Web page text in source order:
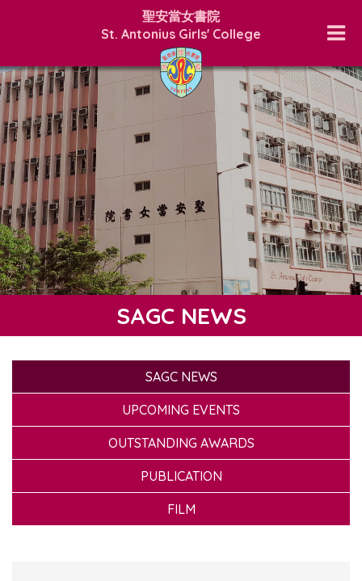
聖安當女書院
St. Antonius Girls' College
SAGC NEWS
SAGC NEWS
UPCOMING EVENTS
OUTSTANDING AWARDS
PUBLICATION
FILM